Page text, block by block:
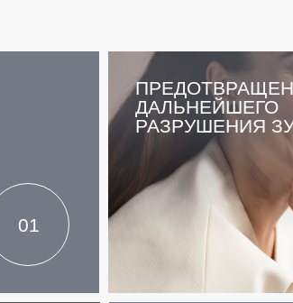
01
ДАЛЬНЕЙШЕГО
РАЗРУШЕНИЯ